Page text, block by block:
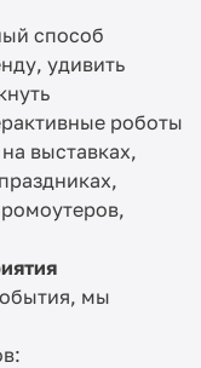
способ
удивить
роботы
выставках,
мы